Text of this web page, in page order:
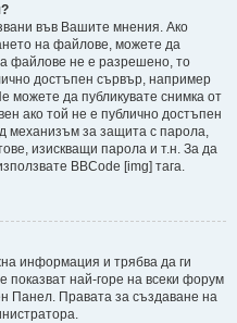
във Вашите мнения. Ако
на файлове, можете да
файлове не е разрешено, то
достъпен сървър, например
можете да публикувате снимка от
ако той не е публично достъпен
механизъм за защита с парола,
изискващи парола и т.н. За да
BBCode [img] тага.
информация и трябва да ги
показват най-горе на всеки форум
Панел. Правата за създаване на